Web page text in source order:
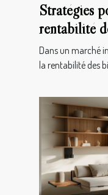
Stratégies
rentabilité
Dans un marché
la rentabilité des